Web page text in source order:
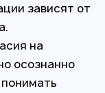
зависят от
на
осознанно